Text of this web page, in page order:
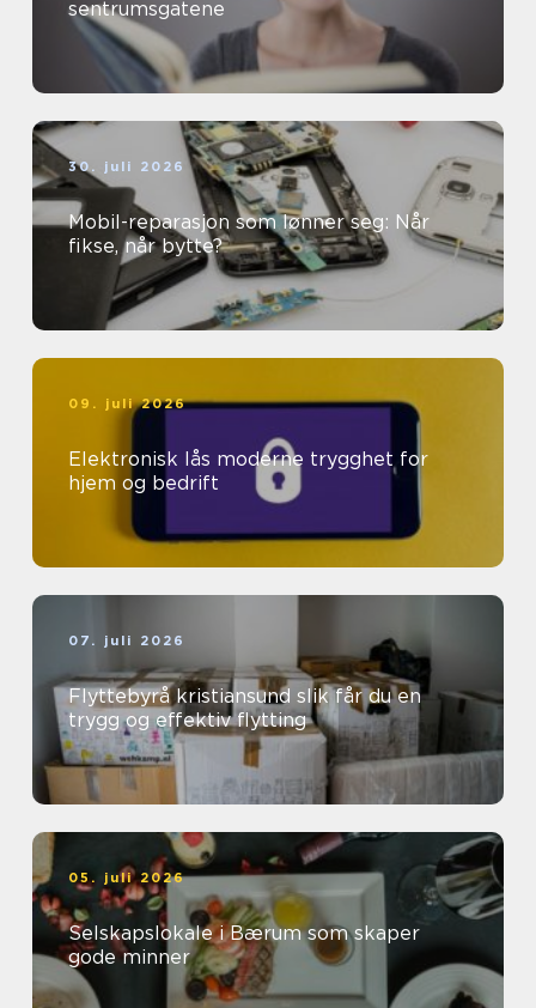
sentrumsgatene
30. juli 2026
Mobil-reparasjon som lønner seg: Når
fikse, når bytte?
09. juli 2026
Elektronisk lås moderne trygghet for
hjem og bedrift
07. juli 2026
Flyttebyrå kristiansund slik får du en
trygg og effektiv flytting
05. juli 2026
Selskapslokale i Bærum som skaper
gode minner